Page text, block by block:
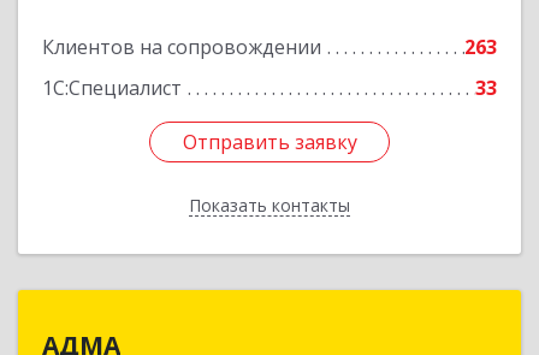
Клиентов на сопровождении
263
1С:Специалист
33
Отправить заявку
Показать контакты
Отправить заявку
Назад
АДМА